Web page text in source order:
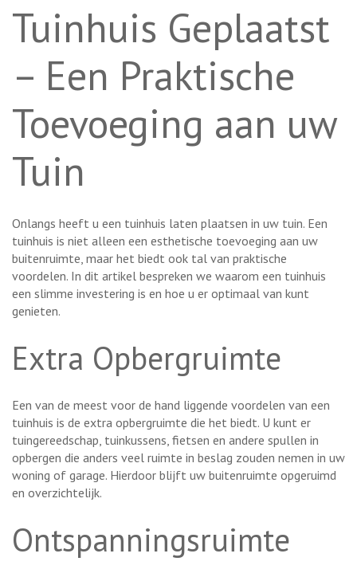
Tuinhuis Geplaatst
– Een Praktische
Toevoeging aan uw
Tuin
Onlangs heeft u een tuinhuis laten plaatsen in uw tuin. Een
tuinhuis is niet alleen een esthetische toevoeging aan uw
buitenruimte, maar het biedt ook tal van praktische
voordelen. In dit artikel bespreken we waarom een tuinhuis
een slimme investering is en hoe u er optimaal van kunt
genieten.
Extra Opbergruimte
Een van de meest voor de hand liggende voordelen van een
tuinhuis is de extra opbergruimte die het biedt. U kunt er
tuingereedschap, tuinkussens, fietsen en andere spullen in
opbergen die anders veel ruimte in beslag zouden nemen in uw
woning of garage. Hierdoor blijft uw buitenruimte opgeruimd
en overzichtelijk.
Ontspanningsruimte